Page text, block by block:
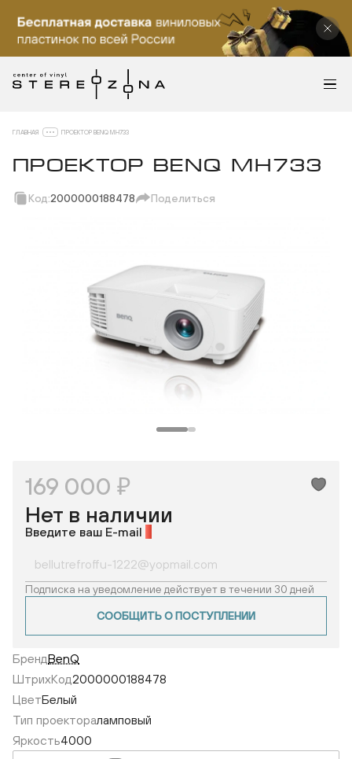
ГЛАВНАЯ ПРОЕКТОР BENQ MH733
ПРОЕКТОР BENQ MH733
Код:2000000188478 Поделиться
Телеграм
Макс
ВКонтакте
Одноклассники
169 000 ₽
Нет в наличии
Введите ваш E-mail
Подписка на уведомление действует в течении 30 дней
СООБЩИТЬ О ПОСТУПЛЕНИИ
БрендBenQ
ШтрихКод2000000188478
ЦветБелый
Тип проектораламповый
Яркость4000